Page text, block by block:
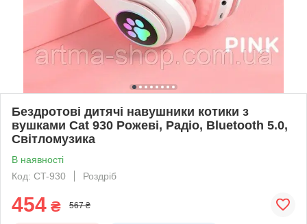
Бездротові дитячі навушники котики з
вушками Cat 930 Рожеві, Радіо, Bluetooth 5.0,
Світломузика
В наявності
Код: CT-930
Роздріб
454 ₴ 567 ₴